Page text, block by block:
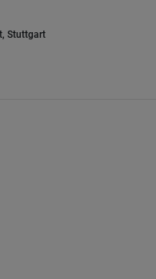
Stuttgart